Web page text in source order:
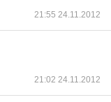
21:55 24.11.2012
21:02 24.11.2012